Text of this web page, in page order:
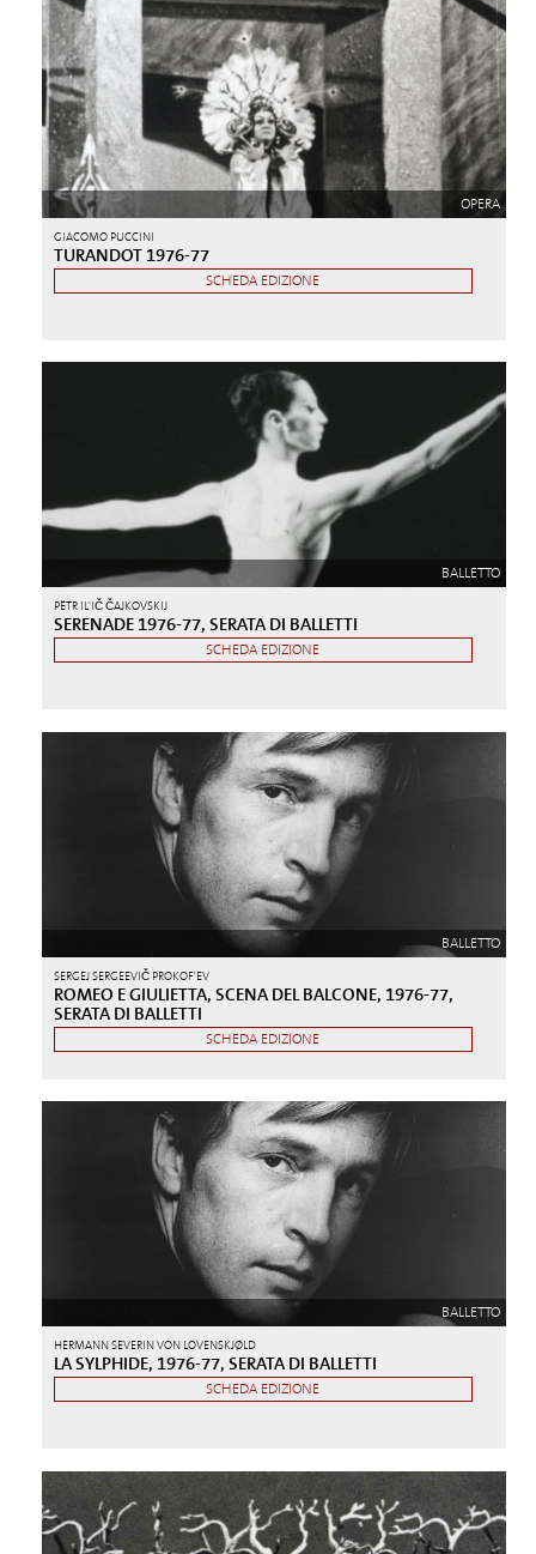
OPERA
GIACOMO PUCCINI
TURANDOT 1976-77
SCHEDA EDIZIONE
BALLETTO
PËTR IL'IČ ČAJKOVSKIJ
SERENADE 1976-77, SERATA DI BALLETTI
SCHEDA EDIZIONE
BALLETTO
SERGEJ SERGEEVIČ PROKOF'EV
ROMEO E GIULIETTA, SCENA DEL BALCONE, 1976-77,
SERATA DI BALLETTI
SCHEDA EDIZIONE
BALLETTO
HERMANN SEVERIN VON LOVENSKJØLD
LA SYLPHIDE, 1976-77, SERATA DI BALLETTI
SCHEDA EDIZIONE